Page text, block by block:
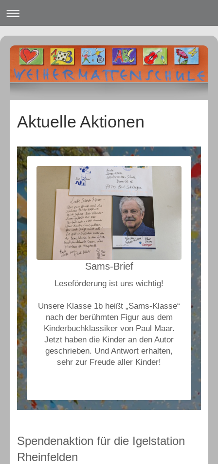
Aktuelle Aktionen
Sams-Brief
Leseförderung ist uns wichtig!
Unsere Klasse 1b heißt „Sams-Klasse“
nach der berühmten Figur aus dem
Kinderbuchklassiker von Paul Maar.
Jetzt haben die Kinder an den Autor
geschrieben. Und Antwort erhalten,
sehr zur Freude aller Kinder!
Spendenaktion für die Igelstation
Rheinfelden